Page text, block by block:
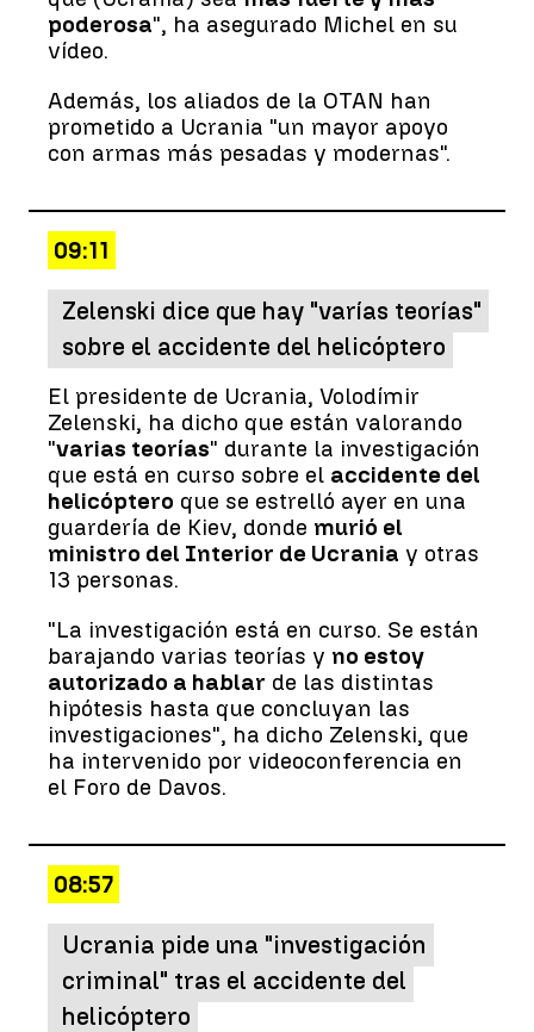
poderosa", ha asegurado Michel en su
vídeo.
Además, los aliados de la OTAN han
prometido a Ucrania "un mayor apoyo
con armas más pesadas y modernas".
09:11
Zelenski dice que hay "varías teorías"
sobre el accidente del helicóptero
El presidente de Ucrania, Volodímir
Zelenski, ha dicho que están valorando
"varias teorías" durante la investigación
que está en curso sobre el accidente del
helicóptero que se estrelló ayer en una
guardería de Kiev, donde murió el
ministro del Interior de Ucrania y otras
13 personas.
"La investigación está en curso. Se están
barajando varias teorías y no estoy
autorizado a hablar de las distintas
hipótesis hasta que concluyan las
investigaciones", ha dicho Zelenski, que
ha intervenido por videoconferencia en
el Foro de Davos.
08:57
Ucrania pide una "investigación
criminal" tras el accidente del
helicóptero